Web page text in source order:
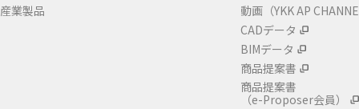
産業製品
動画（YKK AP
CADデータ
BIMデータ
商品提案書
商品提案書
（e-Proposer会員）